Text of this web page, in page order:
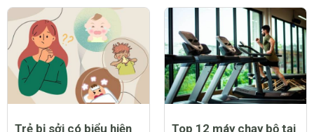
Trẻ bị sởi có biểu hiện
Top 12 máy chạy bộ tại